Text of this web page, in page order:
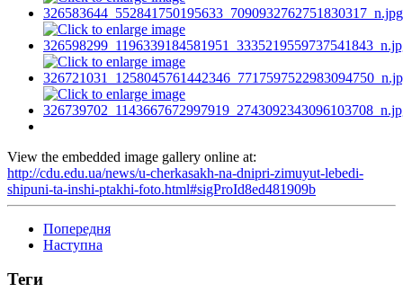
View the embedded image gallery online at:
http://cdu.edu.ua/news/u-cherkasakh-na-dnipri-zimuyut-lebedi-
shipuni-ta-inshi-ptakhi-foto.html#sigProId8ed481909b
Попередня
Наступна
Теги